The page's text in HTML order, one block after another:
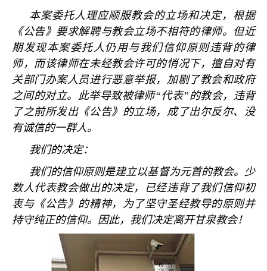
本案委托人理应顺服教会的立场和决定，根据
《公告》要求解聘与教会立场不相符的律师。但近
期发现本案委托人仍用与我们信仰原则违背的律
师，而该律师在未经教会许可的悄况下，擅自对有
关部门办案人员进行恶意举报，加剧了教会和政府
之间的对立。此举导致被律师“代表”的教会，违背
了之前所发出《公告》的立场，成了出尔反尔、没
有诚信的一群人。
我们的决定：
我们的信仰原则是建立以基督为元首的教会。少
数人代表教会做出的决定，已经违背了我们信仰初
衷与《公告》的精神，为了坚守圣经教导的原则并
持守纯正的信仰。因此，我们决定离开甘泉教会！